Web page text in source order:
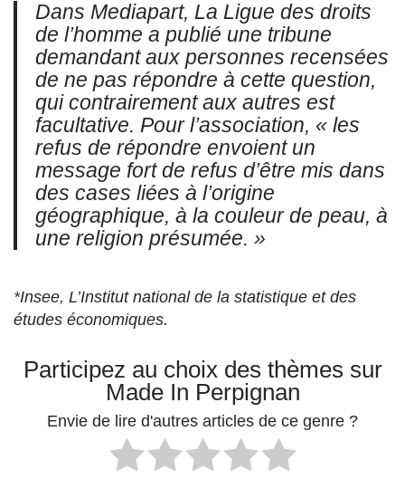
Dans Mediapart, La Ligue des droits
de l’homme a publié une tribune
demandant aux personnes recensées
de ne pas répondre à cette question,
qui contrairement aux autres est
facultative. Pour l’association, « les
refus de répondre envoient un
message fort de refus d’être mis dans
des cases liées à l’origine
géographique, à la couleur de peau, à
une religion présumée. »
*Insee, L’Institut national de la statistique et des
études économiques.
Participez au choix des thèmes sur
Made In Perpignan
Envie de lire d'autres articles de ce genre ?